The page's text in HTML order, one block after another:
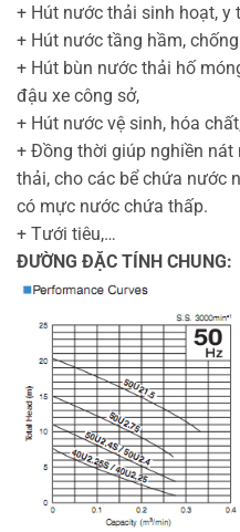
+ Hút nước thải sinh hoạt, y
+ Hút nước tầng hầm,
+ Hút bùn nước thải hố
đậu xe công sở,
+ Hút nước vệ sinh, hóa
+ Đồng thời giúp nghiền
thải, cho các bể chứa nước
có mực nước chứa thấp.
+ Tưới tiêu,…
ĐƯỜNG ĐẶC TÍNH CHUNG: